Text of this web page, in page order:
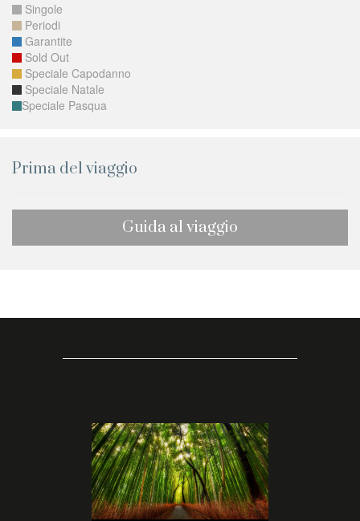
Singole
Periodi
Garantite
Sold Out
Speciale Capodanno
Speciale Natale
Speciale Pasqua
Prima del viaggio
Guida al viaggio